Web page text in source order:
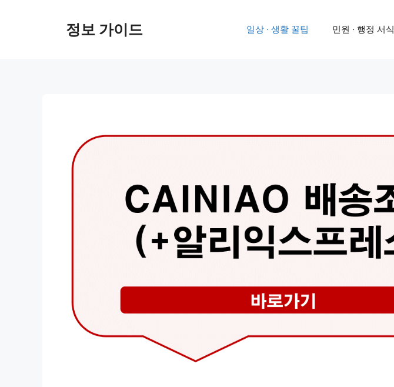
정보 가이드 일상 · 생활 꿀팁 민원 · 행정 서식